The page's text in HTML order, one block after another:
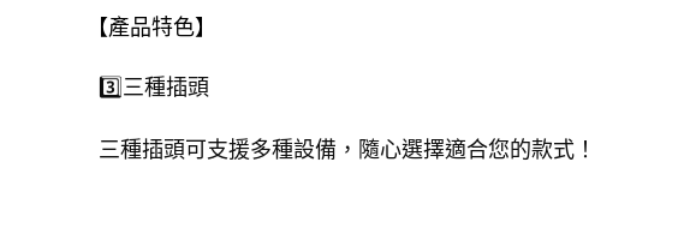
【產品特色】
3️⃣三種插頭
三種插頭可支援多種設備，隨心選擇適合您的款式！